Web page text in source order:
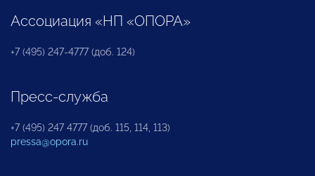
Ассоциация «НП «ОПОРА»
+7 (495) 247-4777 (доб. 124)
Пресс-служба
+7 (495) 247 4777 (доб. 115, 114, 113)
pressa@opora.ru